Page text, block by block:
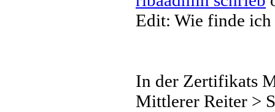
Edit: Wie finde ich
In der Zertifikats
Mittlerer Reiter >